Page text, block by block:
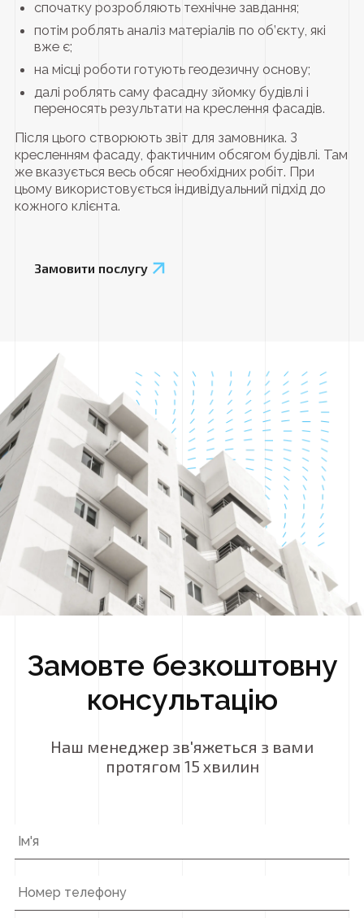
спочатку розробляють технічне завдання;
потім роблять аналіз матеріалів по об’єкту, які
вже є;
на місці роботи готують геодезичну основу;
далі роблять саму фасадну зйомку будівлі і
переносять результати на креслення фасадів.
Після цього створюють звіт для замовника. З
кресленням фасаду, фактичним обсягом будівлі. Там
же вказується весь обсяг необхідних робіт. При
цьому використовується індивідуальний підхід до
кожного клієнта.
Замовити послугу
Замовте безкоштовну
консультацію
Наш менеджер зв'яжеться з вами
протягом 15 хвилин
телефону *